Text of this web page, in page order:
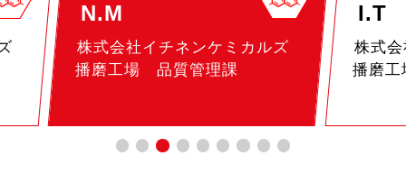
N.M
株式会社イチネンケミカルズ
播磨工場 品質管理課
I.T
株式
播磨